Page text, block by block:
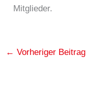
Mitglieder.
← Vorheriger Beitrag